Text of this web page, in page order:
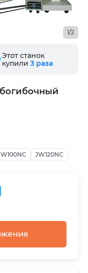
1/2
Этот станок
купили 3 раза
JW120NC